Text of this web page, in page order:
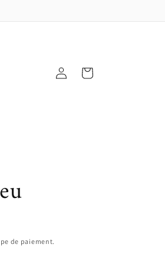
Connexion Panier
de paiement.